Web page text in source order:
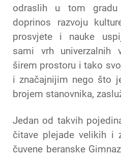
odraslih u tom
doprinos razvoju
prosvjete i nauke
sami vrh univerzalnih
širem prostoru i tako
i značajnijim nego što
brojem stanovnika,
Jedan od takvih
čitave plejade velikih i
čuvene beranske